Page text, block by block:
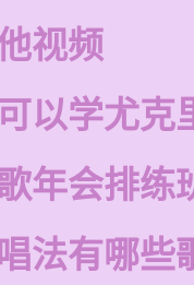
视频
以学尤克
年会排练
法有哪些